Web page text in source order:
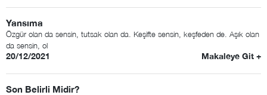
Yansıma
Özgür olan da sensin, tutsak olan da. Keşifte sensin, keşfeden de. Aşık olan
da sensin, ol
20/12/2021 Makaleye Git +
Son Belirli Midir?